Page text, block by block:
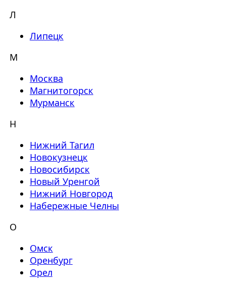
Л
Липецк
М
Москва
Магнитогорск
Мурманск
Н
Нижний Тагил
Новокузнецк
Новосибирск
Новый Уренгой
Нижний Новгород
Набережные Челны
О
Омск
Оренбург
Орел